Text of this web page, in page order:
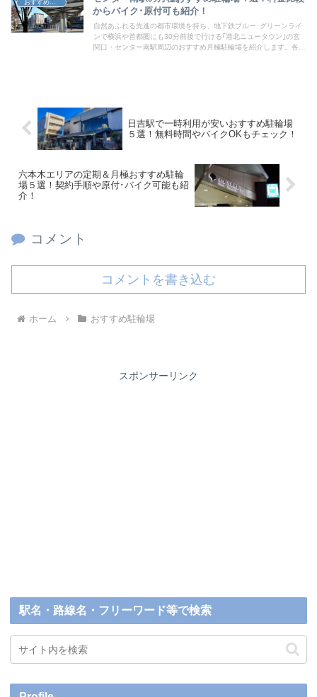
からバイク･原付可も紹介！
自然あふれる先進の都市環境を持ち、地下鉄ブルー･グリーンライ
ンで横浜や首都圏にも30分前後で行ける｢港北ニュータウン｣の玄
関口・センター南駅周辺のおすすめ月極駐輪場を紹介します。各駐
日吉駅で一時利用が安いおすすめ駐輪場
５選！無料時間やバイクOKもチェック！
六本木エリアの定期＆月極おすすめ駐輪
場５選！契約手順や原付･バイク可能も紹
介！
コメント
コメントを書き込む
ホーム おすすめ駐輪場
スポンサーリンク
駅名・路線名・フリーワード等で検索